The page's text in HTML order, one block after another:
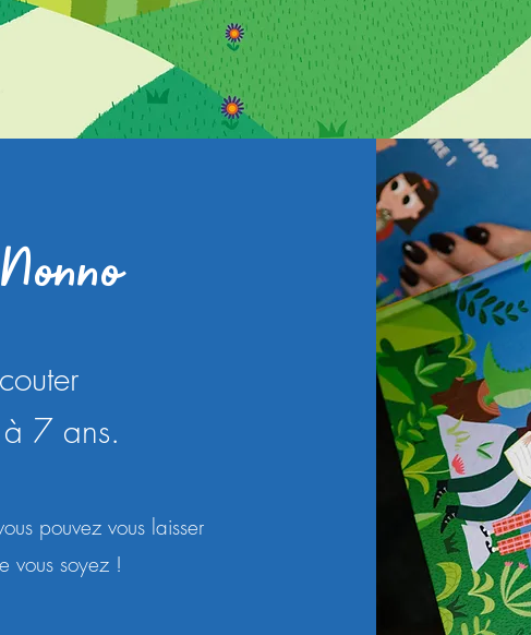
7 ans.
pouvez vous laisser
vous soyez !